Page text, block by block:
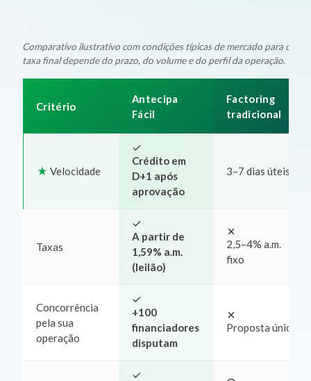
Comparativo ilustrativo com condições típicas de mercado para
taxa final depende do prazo, do volume e do perfil da operação.
Critério
Antecipa
Fácil
Factoring
tradicional
Velocidade
Crédito em
D+1 após
aprovação
3–7 dias úteis
Taxas
A partir de
1,59% a.m.
(leilão)
2,5–4% a.m.
fixo
Concorrência
pela sua
operação
+100
financiadores
disputam
Proposta única